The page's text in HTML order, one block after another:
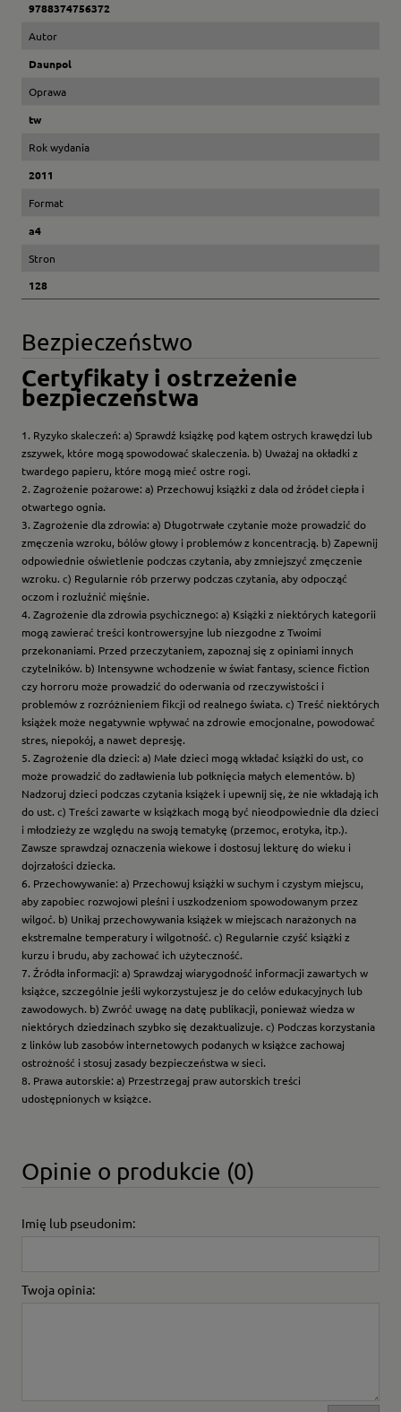
9788374756372
Autor
Daunpol
Oprawa
tw
Rok wydania
2011
Format
a4
Stron
128
Bezpieczeństwo
Certyfikaty i ostrzeżenie
bezpieczeństwa
1. Ryzyko skaleczeń: a) Sprawdź książkę pod kątem ostrych krawędzi lub
zszywek, które mogą spowodować skaleczenia. b) Uważaj na okładki z
twardego papieru, które mogą mieć ostre rogi.
2. Zagrożenie pożarowe: a) Przechowuj książki z dala od źródeł ciepła i
otwartego ognia.
3. Zagrożenie dla zdrowia: a) Długotrwałe czytanie może prowadzić do
zmęczenia wzroku, bólów głowy i problemów z koncentracją. b) Zapewnij
odpowiednie oświetlenie podczas czytania, aby zmniejszyć zmęczenie
wzroku. c) Regularnie rób przerwy podczas czytania, aby odpocząć
oczom i rozluźnić mięśnie.
4. Zagrożenie dla zdrowia psychicznego: a) Książki z niektórych kategorii
mogą zawierać treści kontrowersyjne lub niezgodne z Twoimi
przekonaniami. Przed przeczytaniem, zapoznaj się z opiniami innych
czytelników. b) Intensywne wchodzenie w świat fantasy, science fiction
czy horroru może prowadzić do oderwania od rzeczywistości i
problemów z rozróżnieniem fikcji od realnego świata. c) Treść niektórych
książek może negatywnie wpływać na zdrowie emocjonalne, powodować
stres, niepokój, a nawet depresję.
5. Zagrożenie dla dzieci: a) Małe dzieci mogą wkładać książki do ust, co
może prowadzić do zadławienia lub połknięcia małych elementów. b)
Nadzoruj dzieci podczas czytania książek i upewnij się, że nie wkładają ich
do ust. c) Treści zawarte w książkach mogą być nieodpowiednie dla dzieci
i młodzieży ze względu na swoją tematykę (przemoc, erotyka, itp.).
Zawsze sprawdzaj oznaczenia wiekowe i dostosuj lekturę do wieku i
dojrzałości dziecka.
6. Przechowywanie: a) Przechowuj książki w suchym i czystym miejscu,
aby zapobiec rozwojowi pleśni i uszkodzeniom spowodowanym przez
wilgoć. b) Unikaj przechowywania książek w miejscach narażonych na
ekstremalne temperatury i wilgotność. c) Regularnie czyść książki z
kurzu i brudu, aby zachować ich użyteczność.
7. Źródła informacji: a) Sprawdzaj wiarygodność informacji zawartych w
książce, szczególnie jeśli wykorzystujesz je do celów edukacyjnych lub
zawodowych. b) Zwróć uwagę na datę publikacji, ponieważ wiedza w
niektórych dziedzinach szybko się dezaktualizuje. c) Podczas korzystania
z linków lub zasobów internetowych podanych w książce zachowaj
ostrożność i stosuj zasady bezpieczeństwa w sieci.
8. Prawa autorskie: a) Przestrzegaj praw autorskich treści
udostępnionych w książce.
Opinie o produkcie (0)
Imię lub pseudonim:
Twoja opinia: